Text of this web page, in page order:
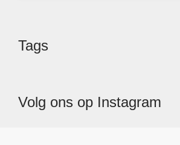
Tags
Volg ons op Instagram